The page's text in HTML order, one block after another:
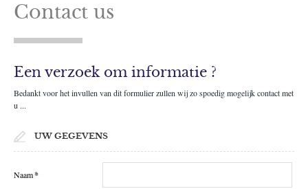
aan favorieten
Facebook
Mijn selectie
Contact us
Een verzoek om informatie ?
Bedankt voor het invullen van dit formulier zullen wij zo spoedig mogelijk contact met
u ...
UW GEGEVENS
Naam*